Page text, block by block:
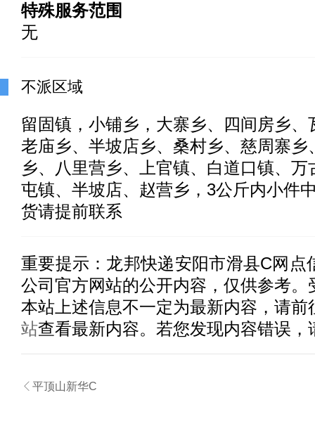
特殊服务范围
无
不派区域
留固镇，小铺乡，大寨乡、四间房乡、
老庙乡、半坡店乡、桑村乡、慈周寨乡
乡、八里营乡、上官镇、白道口镇、
屯镇、半坡店、赵营乡，3公斤内小件
货请提前联系
重要提示： 龙邦快递安阳市滑县C网点
公司官方网站的公开内容，仅供参考。
本站上述信息不一定为最新内容，请前
站查看最新内容。若您发现内容错误，
 平顶山新华C